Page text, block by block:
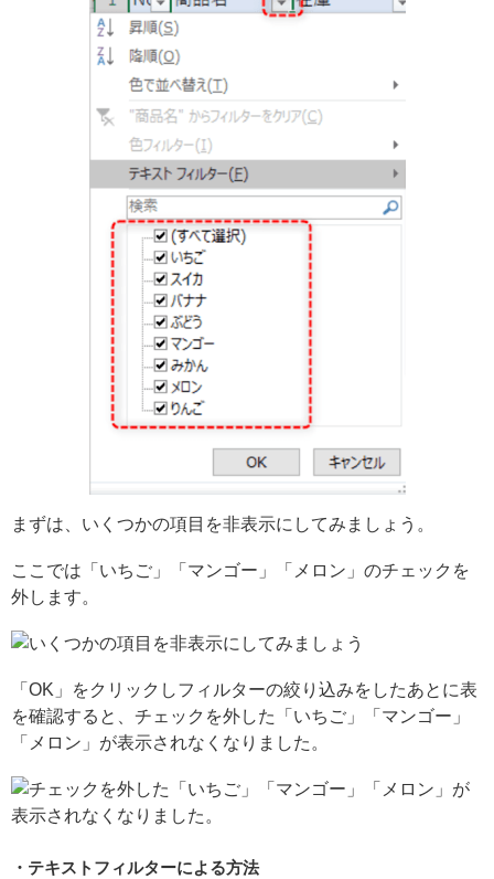
まずは、いくつかの項目を非表示にしてみましょう。
ここでは「いちご」「マンゴー」「メロン」のチェックを
外します。
「OK」をクリックしフィルターの絞り込みをしたあとに表
を確認すると、チェックを外した「いちご」「マンゴー」
「メロン」が表示されなくなりました。
テキストフィルターによる方法